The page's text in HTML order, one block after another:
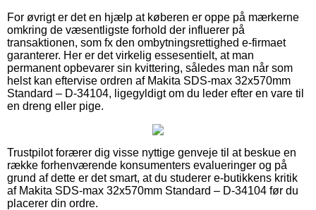
For øvrigt er det en hjælp at køberen er oppe på mærkerne
omkring de væsentligste forhold der influerer på
transaktionen, som fx den ombytningsrettighed e-firmaet
garanterer. Her er det virkelig essesentielt, at man
permanent opbevarer sin kvittering, således man når som
helst kan eftervise ordren af Makita SDS-max 32x570mm
Standard – D-34104, ligegyldigt om du leder efter en vare til
en dreng eller pige.
Trustpilot forærer dig visse nyttige genveje til at beskue en
række forhenværende konsumenters evalueringer og på
grund af dette er det smart, at du studerer e-butikkens kritik
af Makita SDS-max 32x570mm Standard – D-34104 før du
placerer din ordre.